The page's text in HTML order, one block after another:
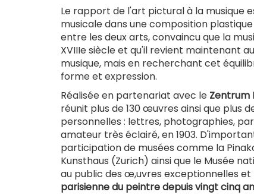
Le rapport de l'art pictural à la
musicale dans une composition
entre les deux arts, convaincu que la
XVIIIe siècle et qu'il revient maintenant
musique, mais en recherchant cet
forme et expression.
Réalisée en partenariat avec le Zentrum
réunit plus de 130 œuvres ainsi que plus
personnelles : lettres, photographies,
amateur très éclairé, en 1903.
participation de musées comme la
Kunsthaus (Zurich) ainsi que le Musée
au public des œ,uvres exceptionnelles et
parisienne du peintre depuis vingt cinq